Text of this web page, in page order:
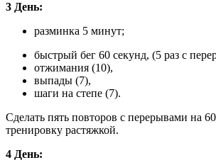
3 День:
разминка 5 минут;
быстрый бег 60 секунд, (5 раз с
отжимания (10),
выпады (7),
шаги на степе (7).
Сделать пять повторов с перерывами на
тренировку растяжкой.
4 День: